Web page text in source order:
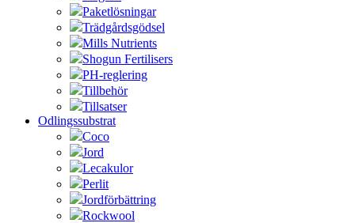
Paketlösningar
Trädgårdsgödsel
Mills Nutrients
Shogun Fertilisers
PH-reglering
Tillbehör
Tillsatser
Odlingssubstrat
Coco
Jord
Lecakulor
Perlit
Jordförbättring
Rockwool